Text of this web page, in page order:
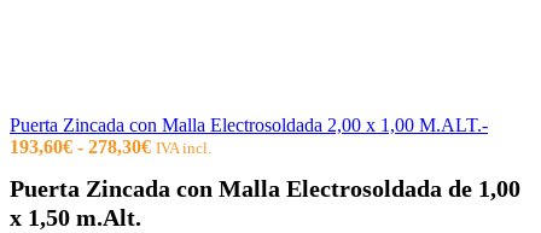
Puerta Zincada con Malla Electrosoldada 2,00 x 1,00 M.ALT.-
193,60€ - 278,30€Rango
precios:
IVA incl.
Puerta Zincada con Malla Electrosoldada de 1,00
x 1,50 m.Alt.